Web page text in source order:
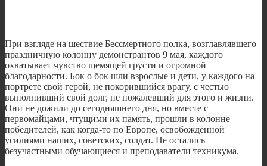
При взгляде на шествие Бессмертного полка, возглавлявшего
праздничную колонну демонстрантов 9 мая, каждого
охватывает чувство щемящей грусти и огромной
благодарности. Бок о бок шли взрослые и дети, у каждого на
портрете свой герой, не покорившийся врагу, с честью
выполнивший свой долг, не пожалевший для этого и жизни.
Они не дожили до сегодняшнего дня, но вместе с
первомайцами, чтущими их память, прошли в колонне
победителей, как когда-то по Европе, освобождённой
усилиями наших, советских, солдат. Не остались
безучастными обучающиеся и преподаватели техникума.